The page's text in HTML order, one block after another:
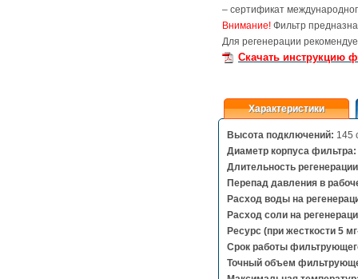
– сертификат
Внимание! Фильтр
Для регенерации
Скачать инструкцию
Характеристики
Высота подключений: 145
Диаметр корпуса фильтра:
Длительность
Перепад давления в
Расход воды на
Расход соли на
Ресурс (при жесткости 5
Срок работы
Точный объем